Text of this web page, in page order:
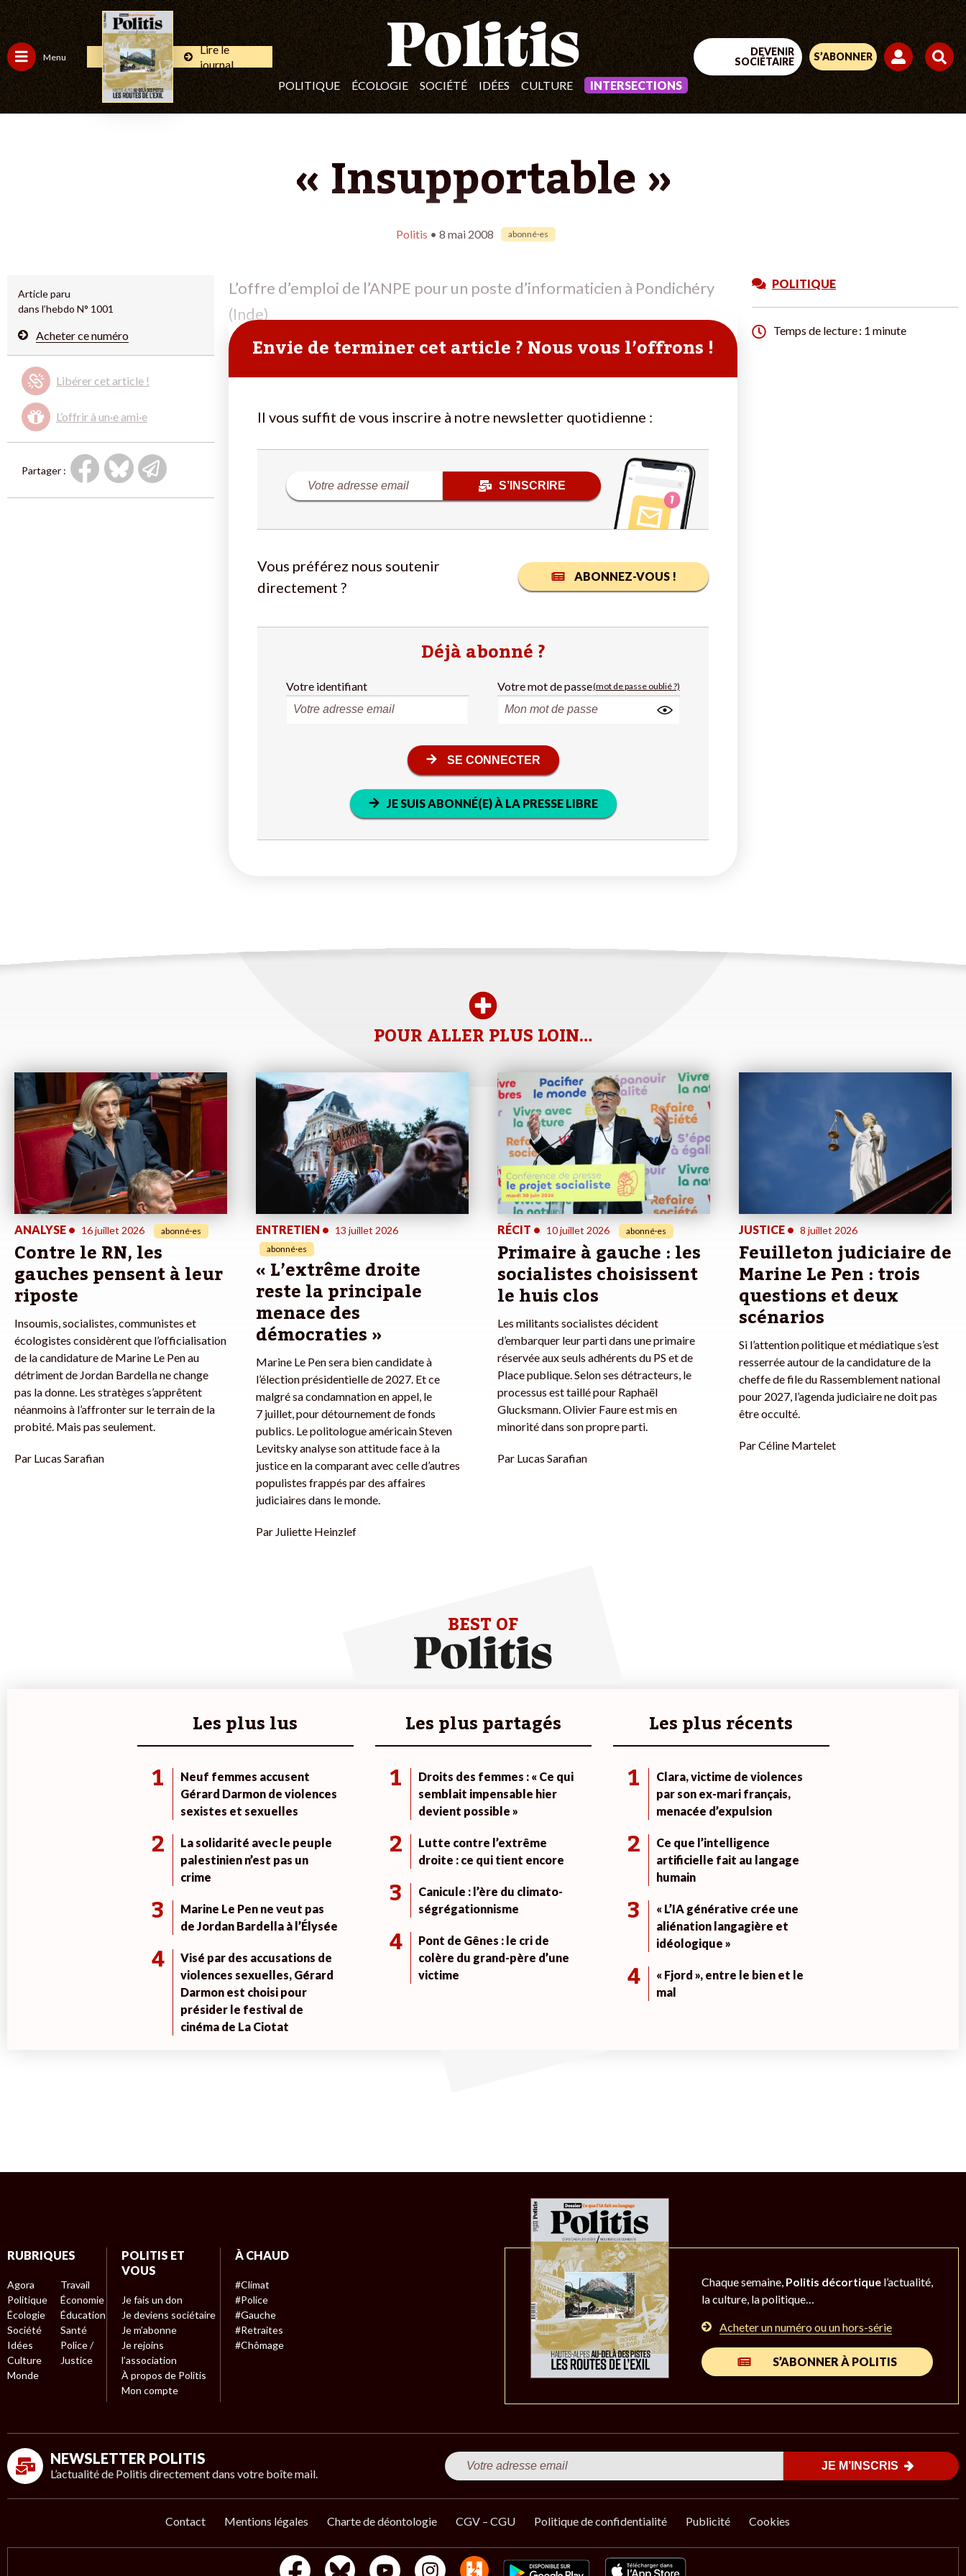
Menu
Lire le
journal
POLITIQUE
ÉCOLOGIE SOCIÉTÉ IDÉES CULTURE INTERSECTIONS
DEVENIR
SOCIÉTAIRE
S’ABONNER
« Insupportable »
Politis • 8 mai 2008 abonné·es
Article paru
dans l’hebdo N° 1001
Acheter ce numéro
Libérer cet article !
L’offrir à un·e ami·e
Partager :
L’offre d’emploi de l’ANPE pour un poste d’informaticien à Pondichéry
(Inde)
Envie de terminer cet article ? Nous vous l’offrons !
Il vous suffit de vous inscrire à notre newsletter quotidienne :
S’INSCRIRE
Vous préférez nous soutenir
directement ?
ABONNEZ-VOUS !
Déjà abonné ?
Votre identifiant Votre mot de passe(mot de passe oublié ?)
SE CONNECTER
JE SUIS ABONNÉ(E) À LA PRESSE LIBRE
POLITIQUE
Temps de lecture : 1 minute
POUR ALLER PLUS LOIN…
ANALYSE • 16 juillet 2026 abonné·es
Contre le RN, les
gauches pensent à leur
riposte
Insoumis, socialistes, communistes et
écologistes considèrent que l’officialisation
de la candidature de Marine Le Pen au
détriment de Jordan Bardella ne change
pas la donne. Les stratèges s’apprêtent
néanmoins à l’affronter sur le terrain de la
probité. Mais pas seulement.
Par Lucas Sarafian
ENTRETIEN • 13 juillet 2026
abonné·es
« L’extrême droite
reste la principale
menace des
démocraties »
Marine Le Pen sera bien candidate à
l’élection présidentielle de 2027. Et ce
malgré sa condamnation en appel, le
7 juillet, pour détournement de fonds
publics. Le politologue américain Steven
Levitsky analyse son attitude face à la
justice en la comparant avec celle d’autres
populistes frappés par des affaires
judiciaires dans le monde.
Par Juliette Heinzlef
RÉCIT • 10 juillet 2026 abonné·es
Primaire à gauche : les
socialistes choisissent
le huis clos
Les militants socialistes décident
d’embarquer leur parti dans une primaire
réservée aux seuls adhérents du PS et de
Place publique. Selon ses détracteurs, le
processus est taillé pour Raphaël
Glucksmann. Olivier Faure est mis en
minorité dans son propre parti.
Par Lucas Sarafian
JUSTICE • 8 juillet 2026
Feuilleton judiciaire de
Marine Le Pen : trois
questions et deux
scénarios
Si l’attention politique et médiatique s’est
resserrée autour de la candidature de la
cheffe de file du Rassemblement national
pour 2027, l’agenda judiciaire ne doit pas
être occulté.
ParCéline Martelet
BEST OF
Les plus lus
1
Neuf femmes accusent
Gérard Darmon de violences
sexistes et sexuelles
2
La solidarité avec le peuple
palestinien n’est pas un
crime
3
Marine Le Pen ne veut pas
de Jordan Bardella à l’Élysée
4
Visé par des accusations de
violences sexuelles, Gérard
Darmon est choisi pour
présider le festival de
cinéma de La Ciotat
Les plus partagés
1
Droits des femmes : « Ce qui
semblait impensable hier
devient possible »
2
Lutte contre l’extrême
droite : ce qui tient encore
3
Canicule : l’ère du climato-
ségrégationnisme
4
Pont de Gênes : le cri de
colère du grand-père d’une
victime
Les plus récents
1
Clara, victime de violences
par son ex-mari français,
menacée d’expulsion
2
Ce que l’intelligence
artificielle fait au langage
humain
3
« L’IA générative crée une
aliénation langagière et
idéologique »
4
« Fjord », entre le bien et le
mal
RUBRIQUES
Agora
Politique
Écologie
Société
Idées
Culture
Monde
Travail
Économie
Éducation
Santé
Police /
Justice
POLITIS ET
VOUS
Je fais un don
Je deviens sociétaire
Je m’abonne
Je rejoins
l’association
À propos de Politis
Mon compte
À CHAUD
#Climat
#Police
#Gauche
#Retraites
#Chômage
Chaque semaine, Politis décortique l’actualité,
la culture, la politique…
Acheter un numéro ou un hors-série
S’ABONNER À POLITIS
NEWSLETTER POLITIS
L’actualité de Politis directement dans votre boîte mail.
JE M’INSCRIS
Contact Mentions légales Charte de déontologie CGV – CGU Politique de confidentialité Publicité Cookies